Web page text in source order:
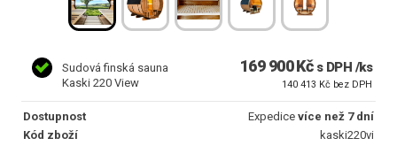
Sudová finská sauna
Kaski 220 View
169 900 Kč s DPH /ks
140 413 Kč bez DPH
Dostupnost Expedice více než 7 dní
Kód zboží
kaski220vi